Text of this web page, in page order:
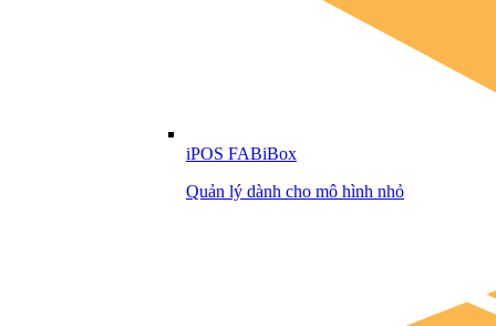
iPOS FABiBox
Quản lý dành cho mô hình nhỏ